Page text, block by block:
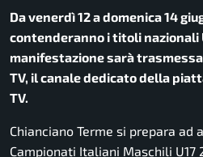
Da venerdì 12 a domenica 14
contenderanno i titoli nazionali
manifestazione sarà
TV, il canale dedicato della
TV.
Chianciano Terme si prepara
Campionati Italiani Maschili U17